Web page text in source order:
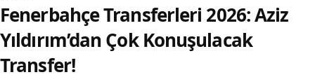
Fenerbahçe Transferleri 2026: Aziz
Yıldırım’dan Çok Konuşulacak
Transfer!